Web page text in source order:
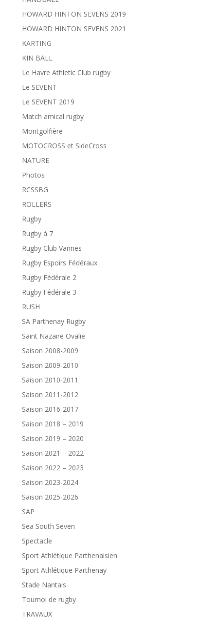
HOWARD HINTON SEVENS 2019
HOWARD HINTON SEVENS 2021
KARTING
KIN BALL
Le Havre Athletic Club rugby
Le SEVENT
Le SEVENT 2019
Match amical rugby
Montgolfière
MOTOCROSS et SideCross
NATURE
Photos
RCSSBG
ROLLERS
Rugby
Rugby à 7
Rugby Club Vannes
Rugby Espoirs Fédéraux
Rugby Fédérale 2
Rugby Fédérale 3
RUSH
SA Parthenay Rugby
Saint Nazaire Ovalie
Saison 2008-2009
Saison 2009-2010
Saison 2010-2011
Saison 2011-2012
Saison 2016-2017
Saison 2018 – 2019
Saison 2019 – 2020
Saison 2021 – 2022
Saison 2022 – 2023
Saison 2023-2024
Saison 2025-2026
SAP
Sea South Seven
Spectacle
Sport Athlétique Parthenaisien
Sport Athlétique Parthenay
Stade Nantais
Tournoi de rugby
TRAVAUX